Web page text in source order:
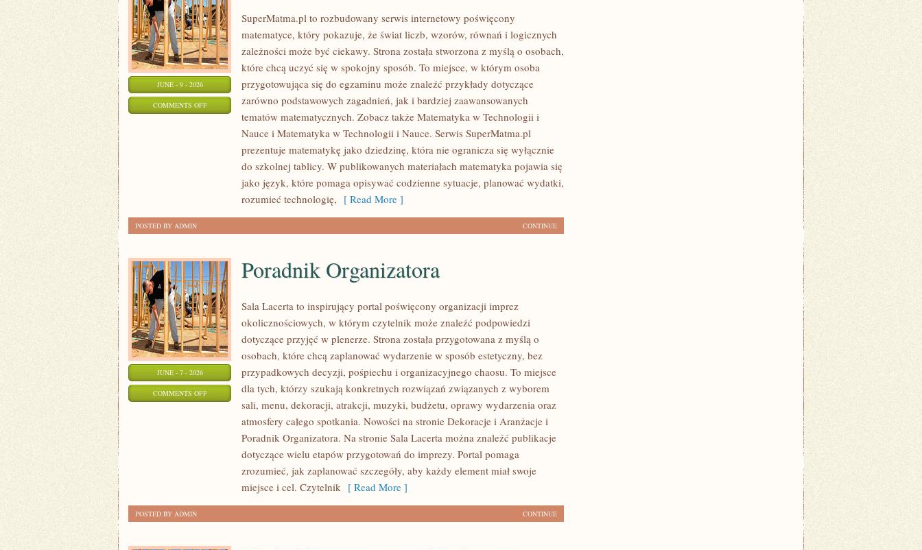
JUNE - 9 - 2026
COMMENTS OFFON
MATEMATYKA
CODZIENNYM
SuperMatma.pl to rozbudowany serwis internetowy poświęcony
matematyce, który pokazuje, że świat liczb, wzorów, równań i logicznych
zależności może być ciekawy. Strona została stworzona z myślą o osobach,
które chcą uczyć się w spokojny sposób. To miejsce, w którym osoba
przygotowująca się do egzaminu może znaleźć przykłady dotyczące
zarówno podstawowych zagadnień, jak i bardziej zaawansowanych
tematów matematycznych. Zobacz także Matematyka w Technologii i
Nauce i Matematyka w Technologii i Nauce. Serwis SuperMatma.pl
prezentuje matematykę jako dziedzinę, która nie ogranicza się wyłącznie
do szkolnej tablicy. W publikowanych materiałach matematyka pojawia się
jako język, które pomaga opisywać codzienne sytuacje, planować wydatki,
rozumieć technologię, [ Read More ]
CONTINUE
POSTED BY ADMIN
JUNE - 7 - 2026
COMMENTS OFFON
ORGANIZATORA
Poradnik Organizatora
Sala Lacerta to inspirujący portal poświęcony organizacji imprez
okolicznościowych, w którym czytelnik może znaleźć podpowiedzi
dotyczące przyjęć w plenerze. Strona została przygotowana z myślą o
osobach, które chcą zaplanować wydarzenie w sposób estetyczny, bez
przypadkowych decyzji, pośpiechu i organizacyjnego chaosu. To miejsce
dla tych, którzy szukają konkretnych rozwiązań związanych z wyborem
sali, menu, dekoracji, atrakcji, muzyki, budżetu, oprawy wydarzenia oraz
atmosfery całego spotkania. Nowości na stronie Dekoracje i Aranżacje i
Poradnik Organizatora. Na stronie Sala Lacerta można znaleźć publikacje
dotyczące wielu etapów przygotowań do imprezy. Portal pomaga
zrozumieć, jak zaplanować szczegóły, aby każdy element miał swoje
miejsce i cel. Czytelnik [ Read More ]
CONTINUE
POSTED BY ADMIN